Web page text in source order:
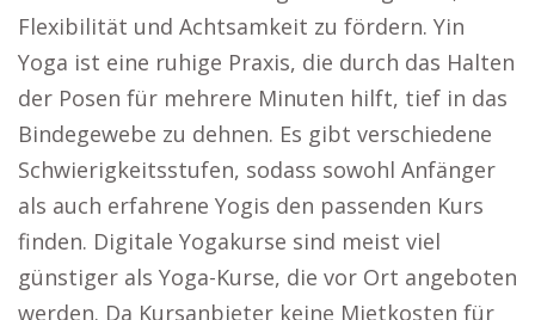
Flexibilität und Achtsamkeit zu fördern. Yin
Yoga ist eine ruhige Praxis, die durch das Halten
der Posen für mehrere Minuten hilft, tief in das
Bindegewebe zu dehnen. Es gibt verschiedene
Schwierigkeitsstufen, sodass sowohl Anfänger
als auch erfahrene Yogis den passenden Kurs
finden. Digitale Yogakurse sind meist viel
günstiger als Yoga-Kurse, die vor Ort angeboten
werden. Da Kursanbieter keine Mietkosten für